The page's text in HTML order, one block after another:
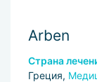
Arben
Страна
Греция,